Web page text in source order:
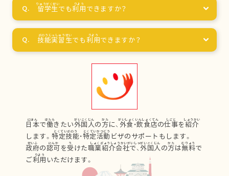
留学生でも利用 できますか？
技能実習生でも利用できますか？
日本で働きたい外国人の方に、 外食 ・飲食店の仕事を紹介
します。特定技能・特定活動 ビザのサポートもします。
政府の認可を受けた職業紹介会社で、 外国人の方は無料で
ご利用 いただけます。